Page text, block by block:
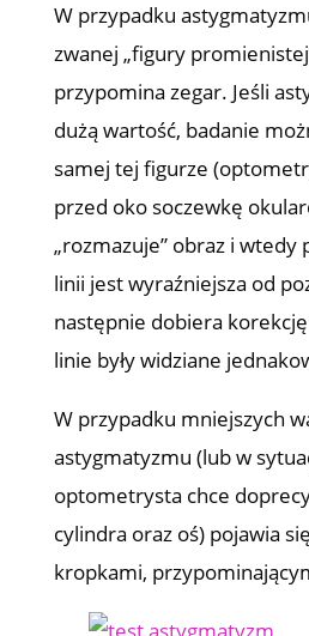
W przypadku
zwanej „figury
przypomina zegar. Jeśli
dużą wartość, badanie
samej tej figurze
przed oko soczewkę
„rozmazuje” obraz i wtedy
linii jest wyraźniejsza od
następnie dobiera
linie były widziane
W przypadku mniejszych
astygmatyzmu (lub w
optometrysta chce
cylindra oraz oś) pojawia
kropkami,